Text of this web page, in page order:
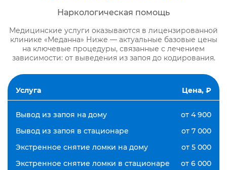
Наркологическая помощь
Медицинские услуги оказываются в лицензированной
клинике «Меданна» Ниже — актуальные базовые цены
на ключевые процедуры, связанные с лечением
зависимости: от выведения из запоя до кодирования.
Услуга Цена, ₽
Вывод из запоя на дому
от 4 900
Вывод из запоя в стационаре
от 7 000
Экстренное снятие ломки на дому
от 5 000
Экстренное снятие ломки в стационаре
от 6 000